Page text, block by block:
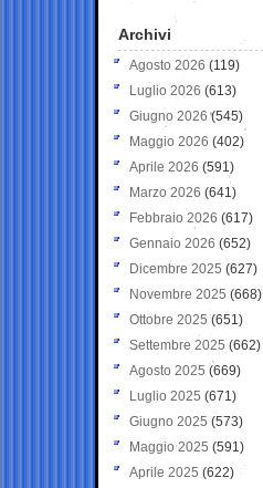
Archivi
Agosto 2026 (119)
Luglio 2026 (613)
Giugno 2026 (545)
Maggio 2026 (402)
Aprile 2026 (591)
Marzo 2026 (641)
Febbraio 2026 (617)
Gennaio 2026 (652)
Dicembre 2025 (627)
Novembre 2025 (668)
Ottobre 2025 (651)
Settembre 2025 (662)
Agosto 2025 (669)
Luglio 2025 (671)
Giugno 2025 (573)
Maggio 2025 (591)
Aprile 2025 (622)